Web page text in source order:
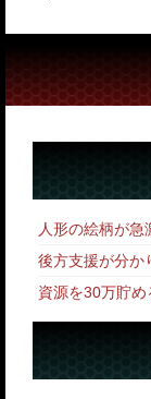
人形の絵柄が急
後方支援が分か
資源を30万貯め